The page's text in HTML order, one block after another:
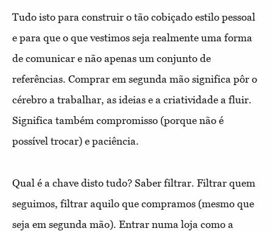
Tudo isto para construir o tão cobiçado estilo pessoal
e para que o que vestimos seja realmente uma forma
de comunicar e não apenas um conjunto de
referências. Comprar em segunda mão significa pôr o
cérebro a trabalhar, as ideias e a criatividade a fluir.
Significa também compromisso (porque não é
possível trocar) e paciência.
Qual é a chave disto tudo? Saber filtrar. Filtrar quem
seguimos, filtrar aquilo que compramos (mesmo que
seja em segunda mão). Entrar numa loja como a